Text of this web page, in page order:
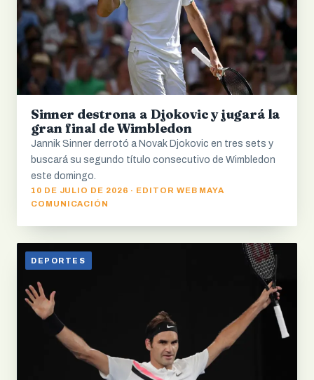
Sinner destrona a Djokovic y jugará la
gran final de Wimbledon
Jannik Sinner derrotó a Novak Djokovic en tres sets y
buscará su segundo título consecutivo de Wimbledon
este domingo.
10 DE JULIO DE 2026 · EDITOR WEB MAYA
COMUNICACIÓN
DEPORTES